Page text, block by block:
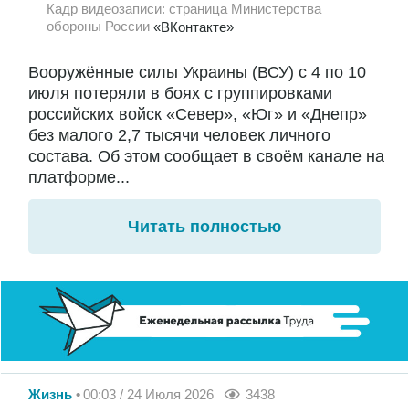
Кадр видеозаписи: страница Министерства
обороны России «ВКонтакте»
Вооружённые силы Украины (ВСУ) с 4 по 10
июля потеряли в боях с группировками
российских войск «Север», «Юг» и «Днепр»
без малого 2,7 тысячи человек личного
состава. Об этом сообщает в своём канале на
платформе...
Читать полностью
Жизнь 00:03 / 24 Июля 2026 3438